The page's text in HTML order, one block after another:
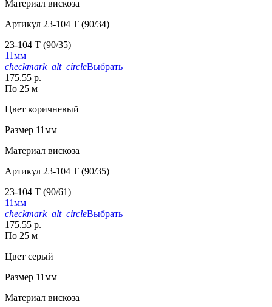
Материал вискоза
Артикул 23-104 T (90/34)
23-104 T (90/35)
11мм
checkmark_alt_circleВыбрать
175.55 р.
По 25 м
Цвет коричневый
Размер 11мм
Материал вискоза
Артикул 23-104 T (90/35)
23-104 T (90/61)
11мм
checkmark_alt_circleВыбрать
175.55 р.
По 25 м
Цвет серый
Размер 11мм
Материал вискоза